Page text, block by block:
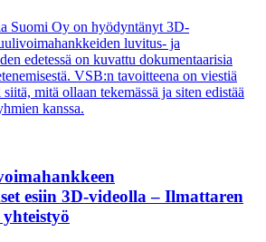
Suomi Oy on hyödyntänyt 3D-
luvitus- ja
edetessä on kuvattu dokumentaarisia
VSB:n tavoitteena on viestiä
mitä ollaan tekemässä ja siten edistää
kanssa.
esiin 3D-videolla – Ilmattaren